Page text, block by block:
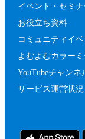
イベント・セミナ
お役立ち資料
コミュニティイ
よむよむカラーミ
YouTubeチャンネ
サービス運営状況